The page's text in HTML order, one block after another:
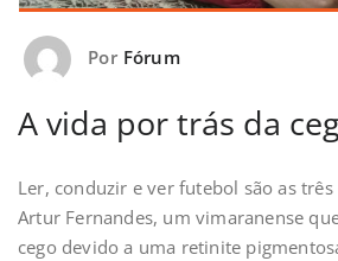
Por Fórum
A vida por trás da
Ler, conduzir e ver futebol são as três
Artur Fernandes, um vimaranense
cego devido a uma retinite